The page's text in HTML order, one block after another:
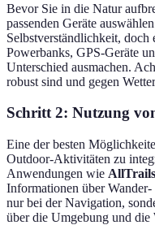
Bevor Sie in die Natur
passenden Geräte
Selbstverständlichkeit, doch
Powerbanks, GPS-Geräte
Unterschied ausmachen.
robust sind und gegen
Schritt 2: Nutzung
Eine der besten
Outdoor-Aktivitäten zu
Anwendungen wie AllTrails
Informationen über
nur bei der Navigation,
über die Umgebung und die